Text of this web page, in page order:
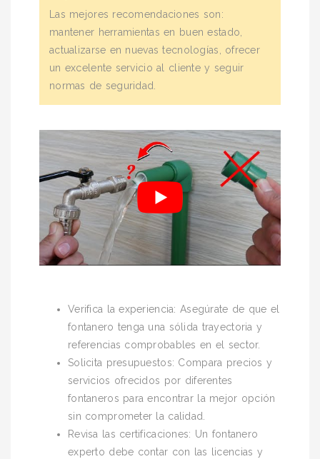
Las mejores recomendaciones son:
mantener herramientas en buen estado,
actualizarse en nuevas tecnologías, ofrecer
un excelente servicio al cliente y seguir
normas de seguridad.
Verifica la experiencia: Asegúrate de que el
fontanero tenga una sólida trayectoria y
referencias comprobables en el sector.
Solicita presupuestos: Compara precios y
servicios ofrecidos por diferentes
fontaneros para encontrar la mejor opción
sin comprometer la calidad.
Revisa las certificaciones: Un fontanero
experto debe contar con las licencias y